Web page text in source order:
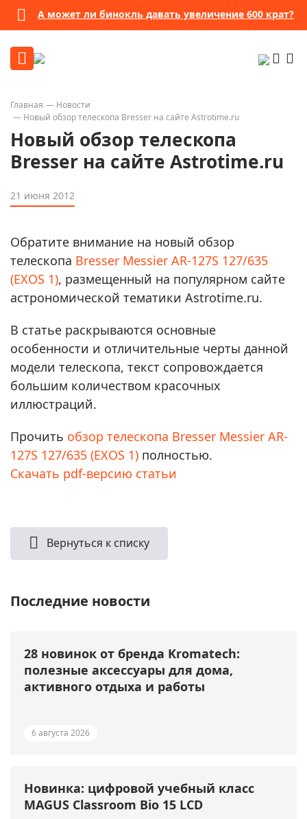
А может ли бинокль давать увеличение 600 крат?
Главная
Новости
Новый обзор телескопа Bresser на сайте Astrotime.ru
Новый обзор телескопа
Bresser на сайте Astrotime.ru
21 июня 2012
Обратите внимание на новый обзор
телескопа Bresser Messier AR-127S 127/635
(EXOS 1), размещенный на популярном сайте
астрономической тематики Astrotime.ru.
В статье раскрываются основные
особенности и отличительные черты данной
модели телескопа, текст сопровождается
большим количеством красочных
иллюстраций.
Прочить обзор телескопа Bresser Messier AR-
127S 127/635 (EXOS 1) полностью.
Скачать pdf-версию статьи
Вернуться к списку
Последние новости
28 новинок от бренда Kromatech:
полезные аксессуары для дома,
активного отдыха и работы
6 августа 2026
Новинка: цифровой учебный класс
MAGUS Classroom Bio 15 LCD